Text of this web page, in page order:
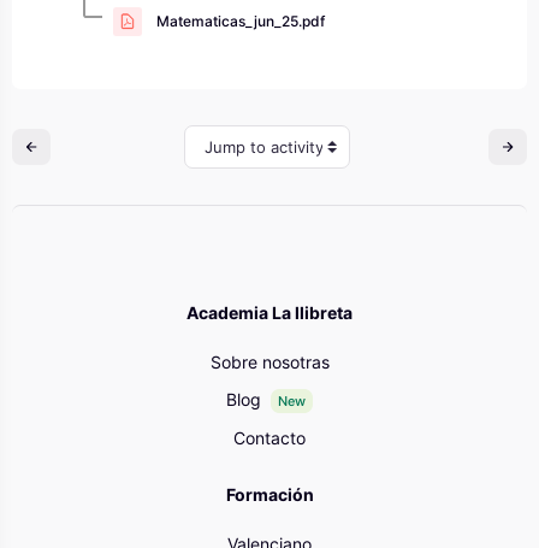
Matematicas_jun_25.pdf
Jump to activity
Academia La llibreta
Sobre nosotras
Blog
New
Contacto
Formación